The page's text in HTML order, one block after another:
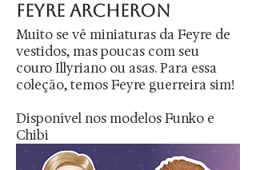
Feyre archeron
Muito se vê miniaturas da Feyre de
vestidos, mas poucas com seu
couro Illyriano ou asas. Para essa
coleção, temos Feyre guerreira sim!
Disponível nos modelos Funko e
Chibi